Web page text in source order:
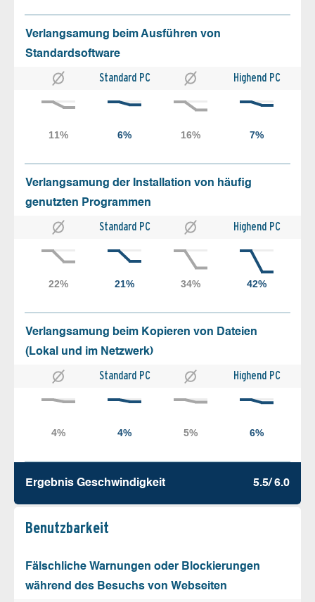
Verlangsamung beim Ausführen von
Standardsoftware
Standard PC Highend PC
Verlangsamung der Installation von häufig
genutzten Programmen
Standard PC Highend PC
Verlangsamung beim Kopieren von Dateien
(Lokal und im Netzwerk)
Standard PC Highend PC
Ergebnis Geschw­indigkeit 5.5/ 6.0
Benutz­barkeit
Fälschliche Warnungen oder Blockierungen
während des Besuchs von Webseiten